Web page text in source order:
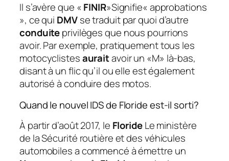
Il s’avère que «FINIR»Signifie« approbations
», ce qui DMVse traduit par quoi d’autre
conduiteprivilèges que nous pourrions
avoir. Par exemple, pratiquement tous les
motocyclistesauraitavoir un «M» là-bas,
disant à un flic qu’il ou elle est également
autorisé à conduire des motos.
Quand le nouvel IDS de Floride est-il sorti?
À partir d’août 2017, le FlorideLe ministère
de la Sécurité routière et des véhicules
automobiles a commencé à émettre un